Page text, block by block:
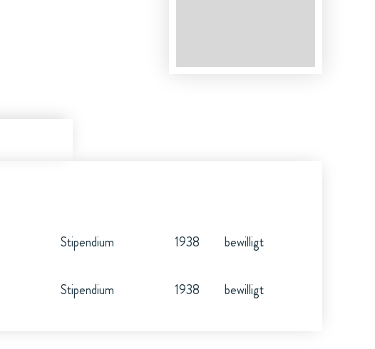
Stipendium 1938 bewilligt
Stipendium 1938 bewilligt